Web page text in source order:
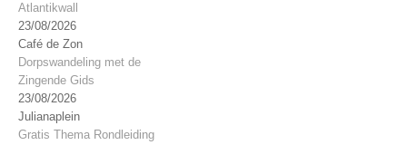
Atlantikwall
23/08/2026
Café de Zon
Dorpswandeling met de
Zingende Gids
23/08/2026
Julianaplein
Gratis Thema Rondleiding